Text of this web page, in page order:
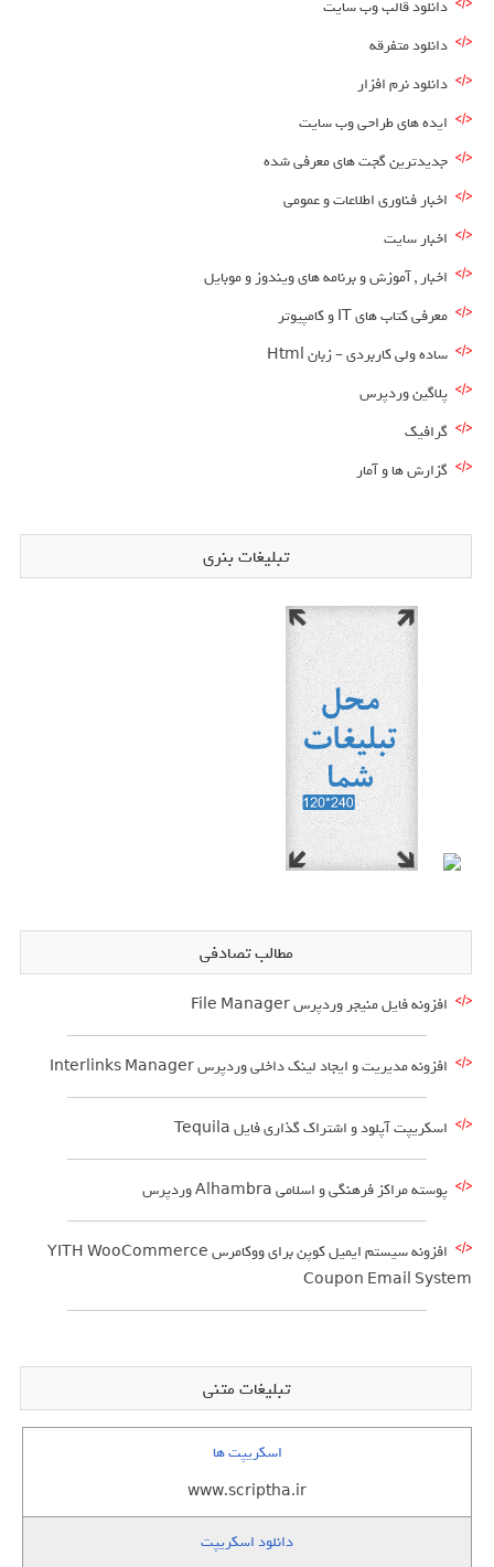
دانلود قالب وب سایت
دانلود متفرقه
دانلود نرم افزار
ایده های طراحی وب سایت
جدیدترین گجت های معرفی شده
اخبار فناوری اطلاعات و عمومی
اخبار سایت
اخبار , آموزش و برنامه های ویندوز و موبایل
معرفی کتاب های IT و کامپیوتر
ساده ولی کاربردی – زبان Html
پلاگین وردپرس
گرافیک
گزارش ها و آمار
تبلیغات بنری
مطالب تصادفی
افزونه فایل منیجر وردپرس File Manager
افزونه مدیریت و ایجاد لینک داخلی وردپرس Interlinks Manager
اسکریپت آپلود و اشتراک گذاری فایل Tequila
پوسته مراکز فرهنگی و اسلامی Alhambra وردپرس
افزونه سیستم ایمیل کوپن برای ووکامرس YITH WooCommerce
Coupon Email System
تبلیغات متنی
اسکریپت ها
www.scriptha.ir
دانلود اسکریپت